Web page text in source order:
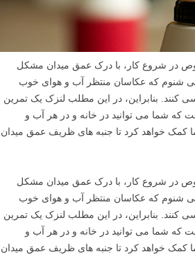
در شروع کار، با درک عمق میدان مشکل
می شنوم که عکاسان منتظر آب و هوای خوب
کنند. بنابراین، در این مطلب لنزک یک تمرین
که شما می توانید در خانه و در هر آب و
کمک خواهد کرد تا جنبه های ظریف عمق میدان
در شروع کار، با درک عمق میدان مشکل
می شنوم که عکاسان منتظر آب و هوای خوب
کنند. بنابراین، در این مطلب لنزک یک تمرین
که شما می توانید در خانه و در هر آب و
کمک خواهد کرد تا جنبه های ظریف عمق میدان